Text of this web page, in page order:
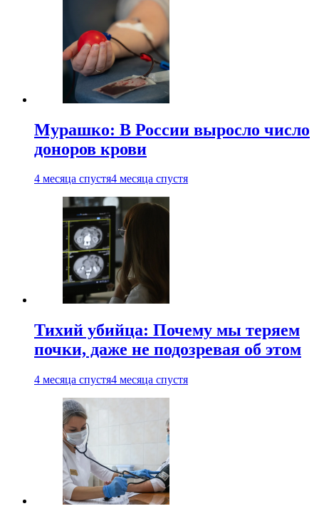
Мурашко: В России выросло число
доноров крови
4 месяца спустя4 месяца спустя
Тихий убийца: Почему мы теряем
почки, даже не подозревая об этом
4 месяца спустя4 месяца спустя